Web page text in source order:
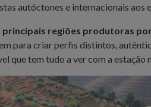
autóctones e internacionais
principais regiões produtoras
para criar perfis distintos,
que tem tudo a ver com a estação